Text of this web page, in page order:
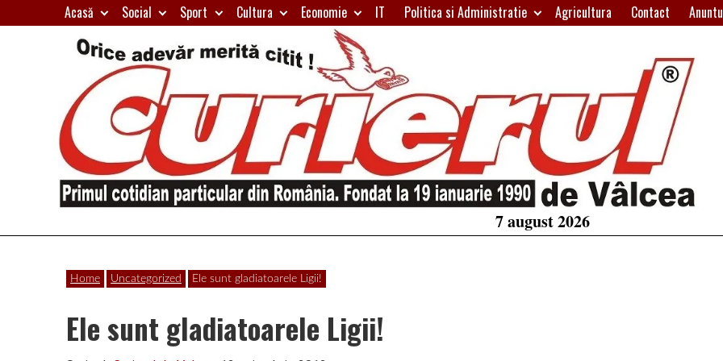
to
Acasă Social Sport Cultura Economie IT Politica si Administratie Agricultura Contact
Curierul
de
Primul
particular
din
România
7 august 2026
Home Uncategorized Ele sunt gladiatoarele Ligii!
Ele sunt gladiatoarele Ligii!